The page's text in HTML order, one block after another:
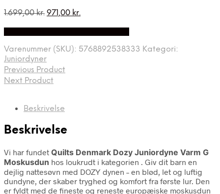
1.699,00kr. Den
1.699,00 kr..
971,00 kr.Den
971,00 kr..
Varenummer (SKU): 5768892538333 Kategori:
Juniordyner
Previous Product
Next Product
Beskrivelse
Beskrivelse
Vi har fundet Quilts Denmark Dozy Juniordyne Varm G
Moskusdun hos loukrudt i kategorien . Giv dit barn en
dejlig nattesøvn med DOZY dynen – en blød, let og luftig
dundyne, der skaber tryghed og komfort fra første lur. Den
er fyldt med de fineste og reneste europæiske moskusdun